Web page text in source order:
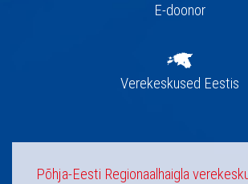
E-doonor
Verekeskused Eestis
Põhja-Eesti Regionaalhaigla